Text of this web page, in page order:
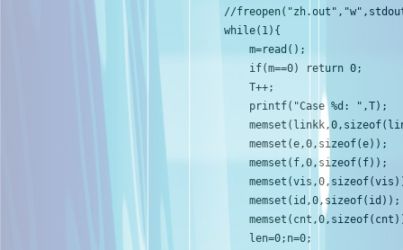
//
    while(1){
        m=read();
        if(m==0) return 0;
        T++;
        printf("Case %d: ",T);
        memset(e,0,sizeof(e));
        memset(f,0,sizeof(f));
        memset(id,0,sizeof(id));
        len=0;n=0;